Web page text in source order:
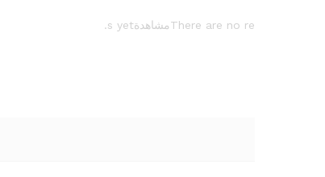
There are no reمشاهدةs yet.